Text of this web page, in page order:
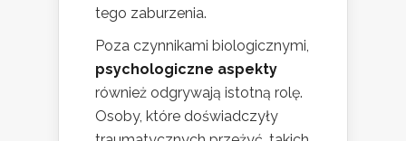
tego zaburzenia.
Poza czynnikami biologicznymi,
psychologiczne aspekty
również odgrywają istotną rolę.
Osoby, które doświadczyły